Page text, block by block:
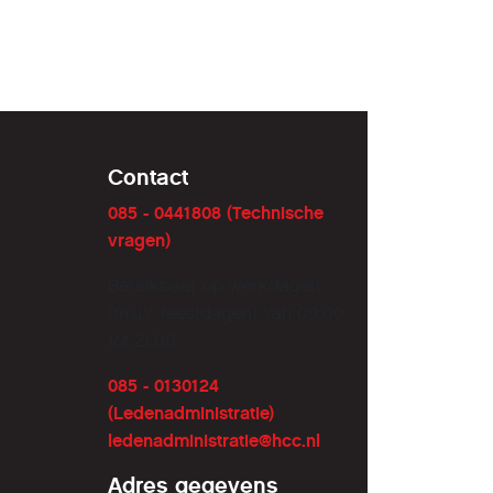
Contact
085 - 0441808 (Technische
vragen)
085 - 0130124
(Ledenadministratie)
ledenadministratie@hcc.nl
Adres gegevens